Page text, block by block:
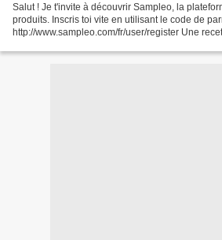
Salut ! Je t'invite à découvrir Sampleo, la
produits. Inscris toi vite en utilisant le code de
http://www.sampleo.com/fr/user/register Une